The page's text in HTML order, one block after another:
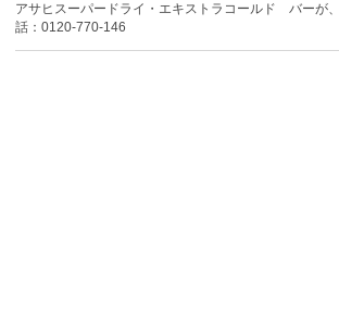
アサヒスーパードライ・エキストラコールド バーが
話：0120-770-146